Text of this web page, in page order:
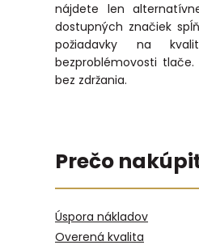
nájdete len
dostupných značiek
požiadavky na
bezproblémovosti
bez zdržania.
Prečo
Úspora nákladov
Overená kvalita